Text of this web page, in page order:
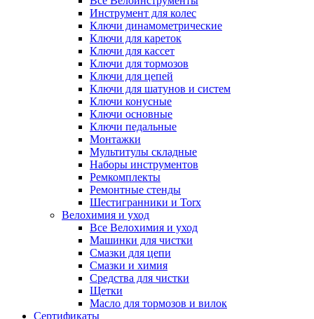
Инструмент для колес
Ключи динамометрические
Ключи для кареток
Ключи для кассет
Ключи для тормозов
Ключи для цепей
Ключи для шатунов и систем
Ключи конусные
Ключи основные
Ключи педальные
Монтажки
Мультитулы складные
Наборы инструментов
Ремкомплекты
Ремонтные стенды
Шестигранники и Torx
Велохимия и уход
Все Велохимия и уход
Машинки для чистки
Смазки для цепи
Смазки и химия
Средства для чистки
Щетки
Масло для тормозов и вилок
Сертификаты